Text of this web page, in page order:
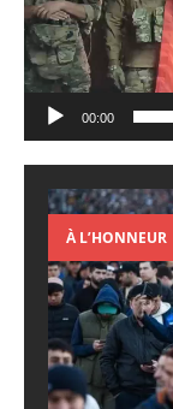
00:00
À L’HONNEUR